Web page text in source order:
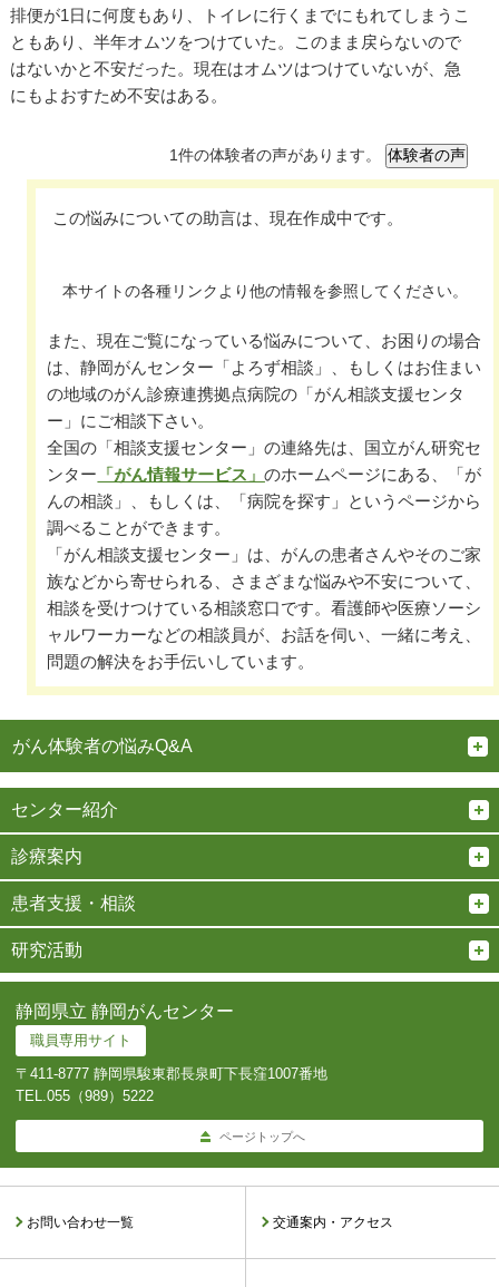
排便が1日に何度もあり、トイレに行くまでにもれてしまうこ
ともあり、半年オムツをつけていた。このまま戻らないので
はないかと不安だった。現在はオムツはつけていないが、急
にもよおすため不安はある。
1件の体験者の声があります。
この悩みについての助言は、現在作成中です。
本サイトの各種リンクより他の情報を参照してください。
また、現在ご覧になっている悩みについて、お困りの場合
は、静岡がんセンター「よろず相談」、もしくはお住まい
の地域のがん診療連携拠点病院の「がん相談支援センタ
ー」にご相談下さい。
全国の「相談支援センター」の連絡先は、国立がん研究セ
ンター 「がん情報サービス」のホームページにある、「が
んの相談」、もしくは、「病院を探す」というページから
調べることができます。
「がん相談支援センター」は、がんの患者さんやそのご家
族などから寄せられる、さまざまな悩みや不安について、
相談を受けつけている相談窓口です。看護師や医療ソーシ
ャルワーカーなどの相談員が、お話を伺い、一緒に考え、
問題の解決をお手伝いしています。
がん体験者の悩みQ&A
センター紹介
診療案内
患者支援・相談
研究活動
静岡県立 静岡がんセンター
職員専用サイト
〒411-8777 静岡県駿東郡長泉町下長窪1007番地
TEL.055（989）5222
ページトップへ
お問い合わせ一覧 交通案内・アクセス